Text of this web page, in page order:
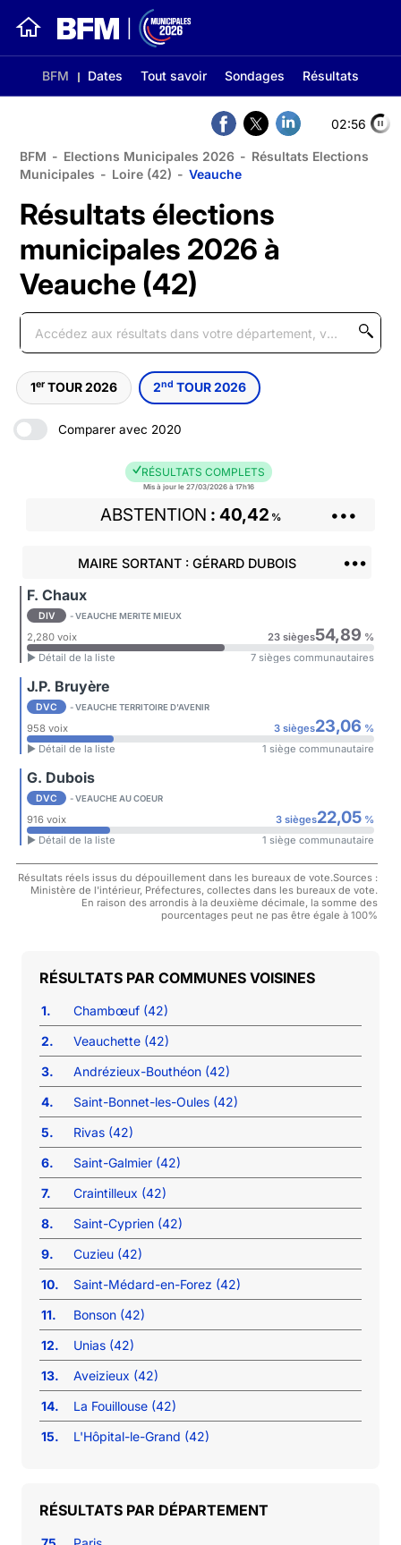
BFM Dates Tout savoir Sondages Résultats
02:56
BFM - Elections Municipales 2026 - Résultats Elections
Municipales - Loire (42) - Veauche
Résultats élections
municipales 2026 à
Veauche (42)
1er TOUR 2026 2nd TOUR 2026
Comparer avec 2020
RÉSULTATS COMPLETS
Mis à jour le 27/03/2026 à 17h16
ABSTENTION 40,42 % •••
MAIRE SORTANT : GÉRARD DUBOIS •••
F. Chaux
DIV - VEAUCHE MERITE MIEUX
2,280 voix 23 sièges54,89 %
► Détail de la liste
7 sièges communautaires
J.P. Bruyère
DVC - VEAUCHE TERRITOIRE D'AVENIR
958 voix 3 sièges23,06 %
► Détail de la liste
1 siège communautaire
G. Dubois
DVC - VEAUCHE AU COEUR
916 voix 3 sièges22,05%
► Détail de la liste
1 siège communautaire
Résultats réels issus du dépouillement dans les bureaux de vote.Sources :
Ministère de l'intérieur, Préfectures, collectes dans les bureaux de vote.
En raison des arrondis à la deuxième décimale, la somme des
pourcentages peut ne pas être égale à 100%
COMMUNES VOISINES
1.
Chambœuf (42)
2.
Veauchette (42)
3.
Andrézieux-Bouthéon (42)
4.
Saint-Bonnet-les-Oules (42)
5.
Rivas (42)
6.
Saint-Galmier (42)
7.
Craintilleux (42)
8.
Saint-Cyprien (42)
9.
Cuzieu (42)
10.
Saint-Médard-en-Forez (42)
11.
Bonson (42)
12.
Unias (42)
13.
Aveizieux (42)
14.
La Fouillouse (42)
15.
L'Hôpital-le-Grand (42)
RÉSULTATS PAR DÉPARTEMENT